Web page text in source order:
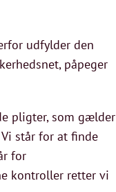
udfylder den
påpeger
pligter, som gælder
står for at finde
for
kontroller retter vi